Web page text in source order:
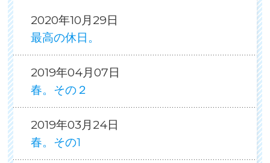
2020年10月29日
最高の休日。
2019年04月07日
春。その２
2019年03月24日
春。その1